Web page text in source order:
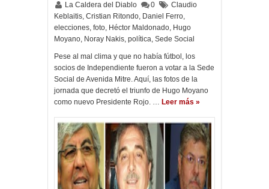
La Caldera del Diablo 0
Claudio
Keblaitis, Cristian Ritondo, Daniel Ferro,
elecciones, foto, Héctor Maldonado, Hugo
Moyano, Noray Nakis, política, Sede Social
Pese al mal clima y que no había fútbol, los
socios de Independiente fueron a votar a la Sede
Social de Avenida Mitre. Aquí, las fotos de la
jornada que decretó el triunfo de Hugo Moyano
como nuevo Presidente Rojo. … Leer más »